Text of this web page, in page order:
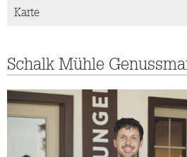
Karte
Schalk Mühle